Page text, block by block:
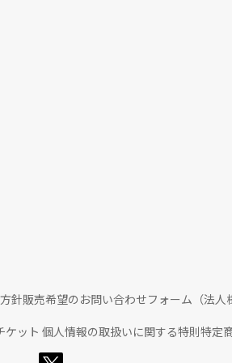
針販売希望のお問い合わせフォーム（法人
ケット 個人情報の取扱いに関する特則特定